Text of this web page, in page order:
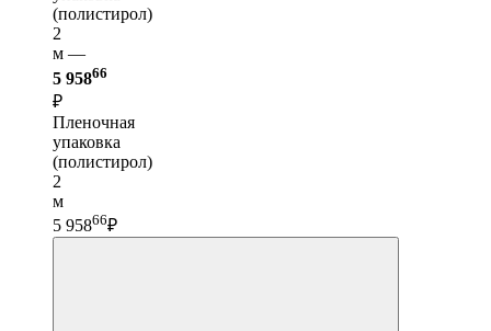
(полистирол)
2
м —
5 95866
₽
Пленочная
упаковка
(полистирол)
2
м
5 95866₽